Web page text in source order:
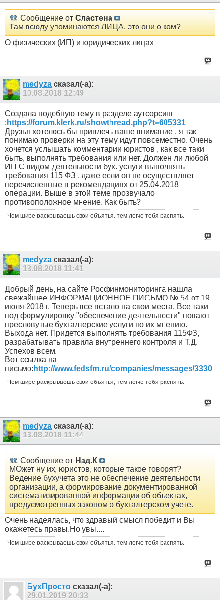
Сообщение от Сластена
Там всюду упоминаются ЛИЦА, это они о ком?
О физических (ИП) и юридических лицах
medyza сказал(-а):
10.08.2018 12:49
Создала подобную тему в разделе аутсорсинг
: https://forum.klerk.ru/showthread.php?t=605331
Друзья хотелось бы привлечь ваше внимание , я так
понимаю проверки на эту тему идут повсеместно. Очень
хочется услышать комментарии юристов , как все таки
быть, выполнять требования или нет. Должен ли любой
ИП С видом деятельности бух. услуги выполнять
требования 115 ФЗ , даже если он не осуществляет
перечисленные в рекомендациях от 25.04.2018
операции. Выше в этой теме прозвучало
противоположное мнение. Как быть?
Чем шире раскрываешь свои объятья, тем легче тебя распять.
medyza сказал(-а):
13.08.2018 11:41
Добрый день, на сайте Росфинмониторинга нашла
свежайшее ИНФОРМАЦИОННОЕ ПИСЬМО № 54 от 19
июля 2018 г. Теперь все встало на свои места. Все таки
под формулировку "обеспечение деятельности" попают
пресловутые бухгалтерские услуги по их мнению.
Выхода нет. Придется выполнять требования 115ФЗ,
разрабатывать правила внутреннего контроля и Т.Д.
Успехов всем.
Вот ссылка на
письмо: http://www.fedsfm.ru/companies/messages/3330
Чем шире раскрываешь свои объятья, тем легче тебя распять.
medyza сказал(-а):
13.08.2018 11:44
Сообщение от Над.К
МОжет ну их, юристов, которые такое говорят?
Ведение бухучета это не обеспечение деятельности
организации, а формирование документированной
систематизированной информации об объектах,
предусмотренных законом о бухгалтерском учете.
Очень надеялась, что здравый смысл победит и Вы
окажетесь правы.Но увы....
Чем шире раскрываешь свои объятья, тем легче тебя распять.
БухПросто сказал(-а):
29.01.2019 20:33